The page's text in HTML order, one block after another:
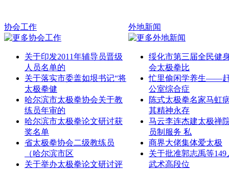
协会工作
关于印发2011年辅导员晋级
人员名单的
关于落实市委盖如垠书记“将
太极拳健
哈尔滨市太极拳协会关于教
练员年审的
哈尔滨市太极拳论文研讨获
奖名单
省太极拳协会二级教练员
（哈尔滨市区
关于举办太极拳论文研讨评
外地新闻
绥化市第三届全民健
会太极拳比
忙里偷闲学养生——
公室综合症
陈式太极拳名家马虹
其精神永存
马云李连杰建太极禅
员制服务 私
商界大佬集体爱太极
关于批准郭志禹等149
武术高段位